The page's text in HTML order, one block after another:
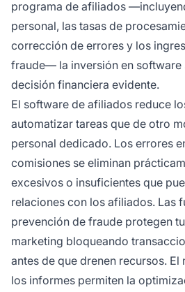
programa de afiliados
personal, las tasas de
corrección de errores y los
fraude— la inversión en software
decisión financiera evidente.
El software de afiliados reduce
automatizar tareas que de otro
personal dedicado. Los errores
comisiones se eliminan
excesivos o insuficientes que
relaciones con los afiliados. Las
prevención de fraude protegen
marketing bloqueando
antes de que drenen recursos.
los informes permiten la